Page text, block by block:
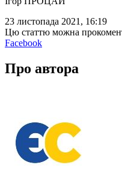
23 листопада 2021, 16:19
Цю статтю можна
Facebook
Про автора